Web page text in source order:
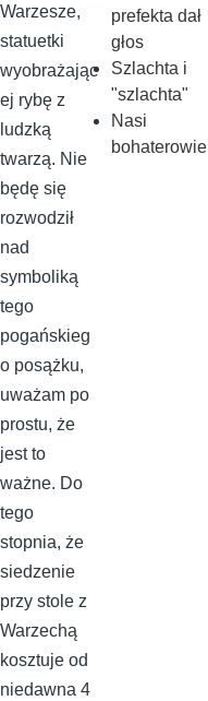
Warzesze,
statuetki
wyobrażając
ej rybę z
ludzką
twarzą. Nie
będę się
rozwodził
nad
symboliką
tego
pogańskieg
o posążku,
uważam po
prostu, że
jest to
ważne. Do
tego
stopnia, że
siedzenie
przy stole z
Warzechą
kosztuje od
niedawna 4
prefekta dał
głos
Szlachta i
"szlachta"
Nasi
bohaterowie